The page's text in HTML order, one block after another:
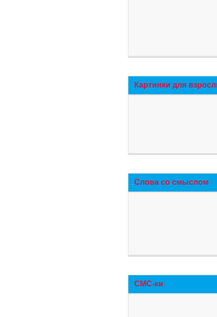
Картинки для
Слова со смыслом
СМС-ки